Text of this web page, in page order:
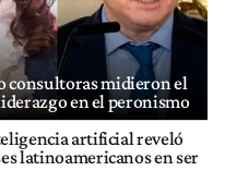
consultoras midieron el
en el peronismo
artificial reveló
latinoamericanos en ser